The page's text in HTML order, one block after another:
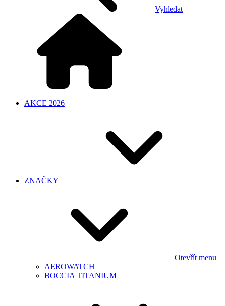
Vyhledat
AKCE 2026
ZNAČKY
Otevřít menu
AEROWATCH
BOCCIA TITANIUM